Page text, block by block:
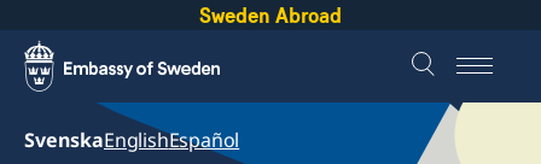
Sweden Abroad
SvenskaEnglishEspañol